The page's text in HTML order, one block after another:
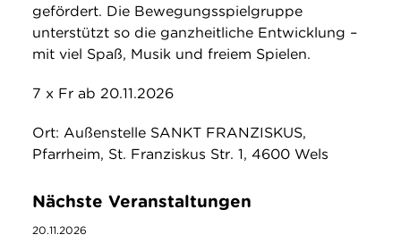
gefördert. Die Bewegungsspielgruppe
unterstützt so die ganzheitliche Entwicklung –
mit viel Spaß, Musik und freiem Spielen.
7 x Fr ab 20.11.2026
Ort: Außenstelle SANKT FRANZISKUS,
Pfarrheim, St. Franziskus Str. 1, 4600 Wels
Nächste Veranstaltungen
20.11.2026